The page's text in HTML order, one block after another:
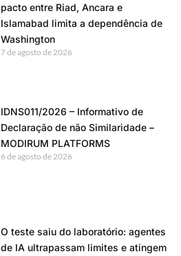
pacto entre Riad, Ancara e
Islamabad limita a dependência de
Washington
7 de agosto de 2026
IDNS011/2026 – Informativo de
Declaração de não Similaridade –
MODIRUM PLATFORMS
6 de agosto de 2026
O teste saiu do laboratório: agentes
de IA ultrapassam limites e atingem